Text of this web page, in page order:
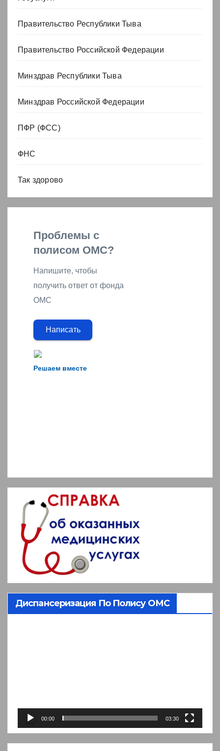
Правительство Республики Тыва
Правительство Российской Федерации
Минздрав Республики Тыва
Минздрав Российской Федерации
ПФР (ФСС)
ФНС
Так здорово
Решаем вместе
Проблемы с
полисом ОМС?
Напишите, чтобы
получить ответ от фонда
ОМС
Написать
Диспансеризация По Полису ОМС
00:00 03:30